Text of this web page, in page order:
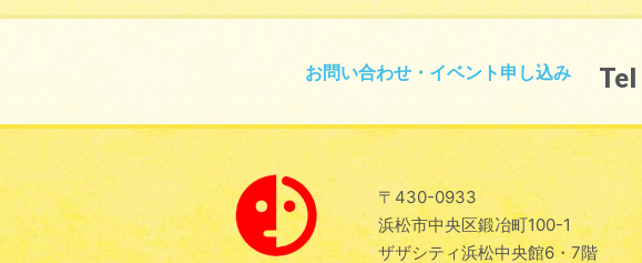
お問い合わせ・イベント申し込み Tel
〒430-0933
浜松市中央区鍛冶町100-1
ザザシティ浜松中央館6・7階